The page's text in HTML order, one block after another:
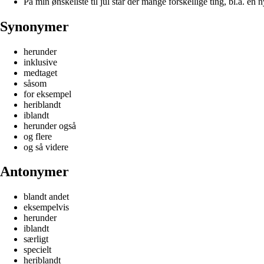
Synonymer
herunder
inklusive
medtaget
såsom
for eksempel
heriblandt
iblandt
herunder også
og flere
og så videre
Antonymer
blandt andet
eksempelvis
herunder
iblandt
særligt
specielt
heriblandt